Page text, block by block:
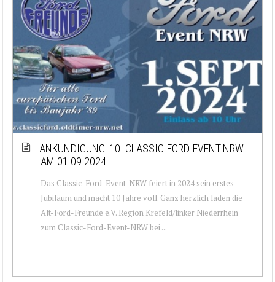
ANKÜNDIGUNG: 10. CLASSIC-FORD-EVENT-NRW
AM 01.09.2024
Das Classic-Ford-Event-NRW feiert in 2024 sein erstes
Jubiläum und macht 10 Jahre voll. Ganz herzlich laden die
Alt-Ford-Freunde e.V. Region Krefeld/linker Niederrhein
zum Classic-Ford-Event-NRW bei ...